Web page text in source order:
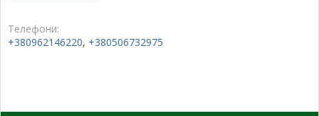
Телефони:
+380962146220, +380506732975